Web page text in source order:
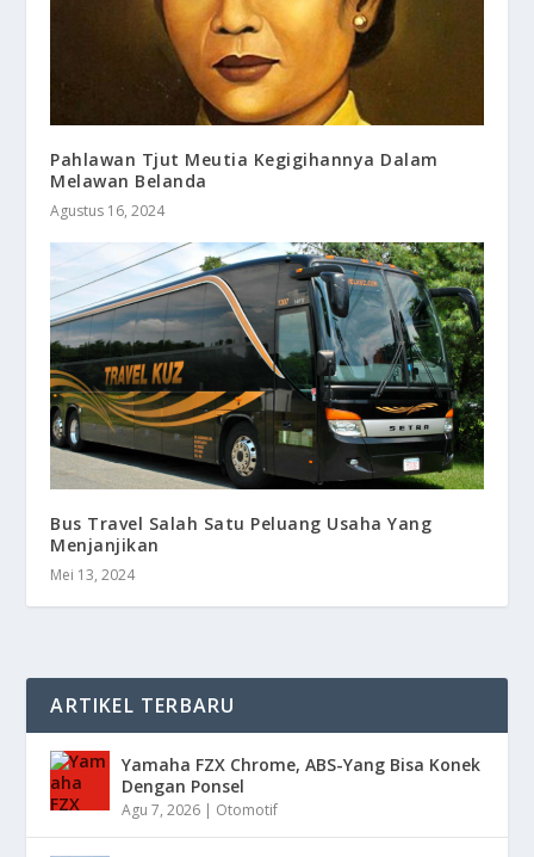
Pahlawan Tjut Meutia Kegigihannya Dalam
Melawan Belanda
Agustus 16, 2024
Bus Travel Salah Satu Peluang Usaha Yang
Menjanjikan
Mei 13, 2024
ARTIKEL TERBARU
Yamaha FZX Chrome, ABS-Yang Bisa Konek
Dengan Ponsel
Agu 7, 2026 Otomotif